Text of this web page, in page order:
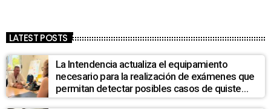
LATEST POSTS
La Intendencia actualiza el equipamiento
necesario para la realización de exámenes que
permitan detectar posibles casos de quiste
hidatídico hepático en la población de La Pedrera